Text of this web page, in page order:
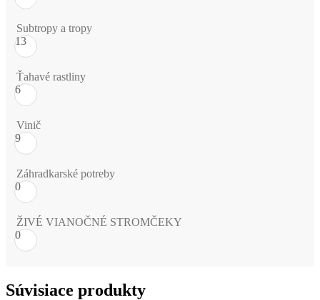
Subtropy a tropy
13
Ťahavé rastliny
6
Vinič
9
Záhradkarské potreby
0
ŽIVÉ VIANOČNÉ STROMČEKY
0
Súvisiace produkty